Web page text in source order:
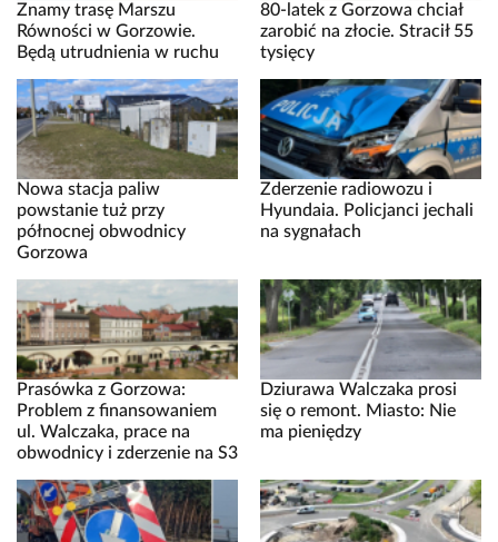
Znamy trasę Marszu
Równości w Gorzowie.
Będą utrudnienia w ruchu
80-latek z Gorzowa chciał
zarobić na złocie. Stracił 55
tysięcy
Nowa stacja paliw
powstanie tuż przy
północnej obwodnicy
Gorzowa
Zderzenie radiowozu i
Hyundaia. Policjanci jechali
na sygnałach
Prasówka z Gorzowa:
Problem z finansowaniem
ul. Walczaka, prace na
obwodnicy i zderzenie na S3
Dziurawa Walczaka prosi
się o remont. Miasto: Nie
ma pieniędzy